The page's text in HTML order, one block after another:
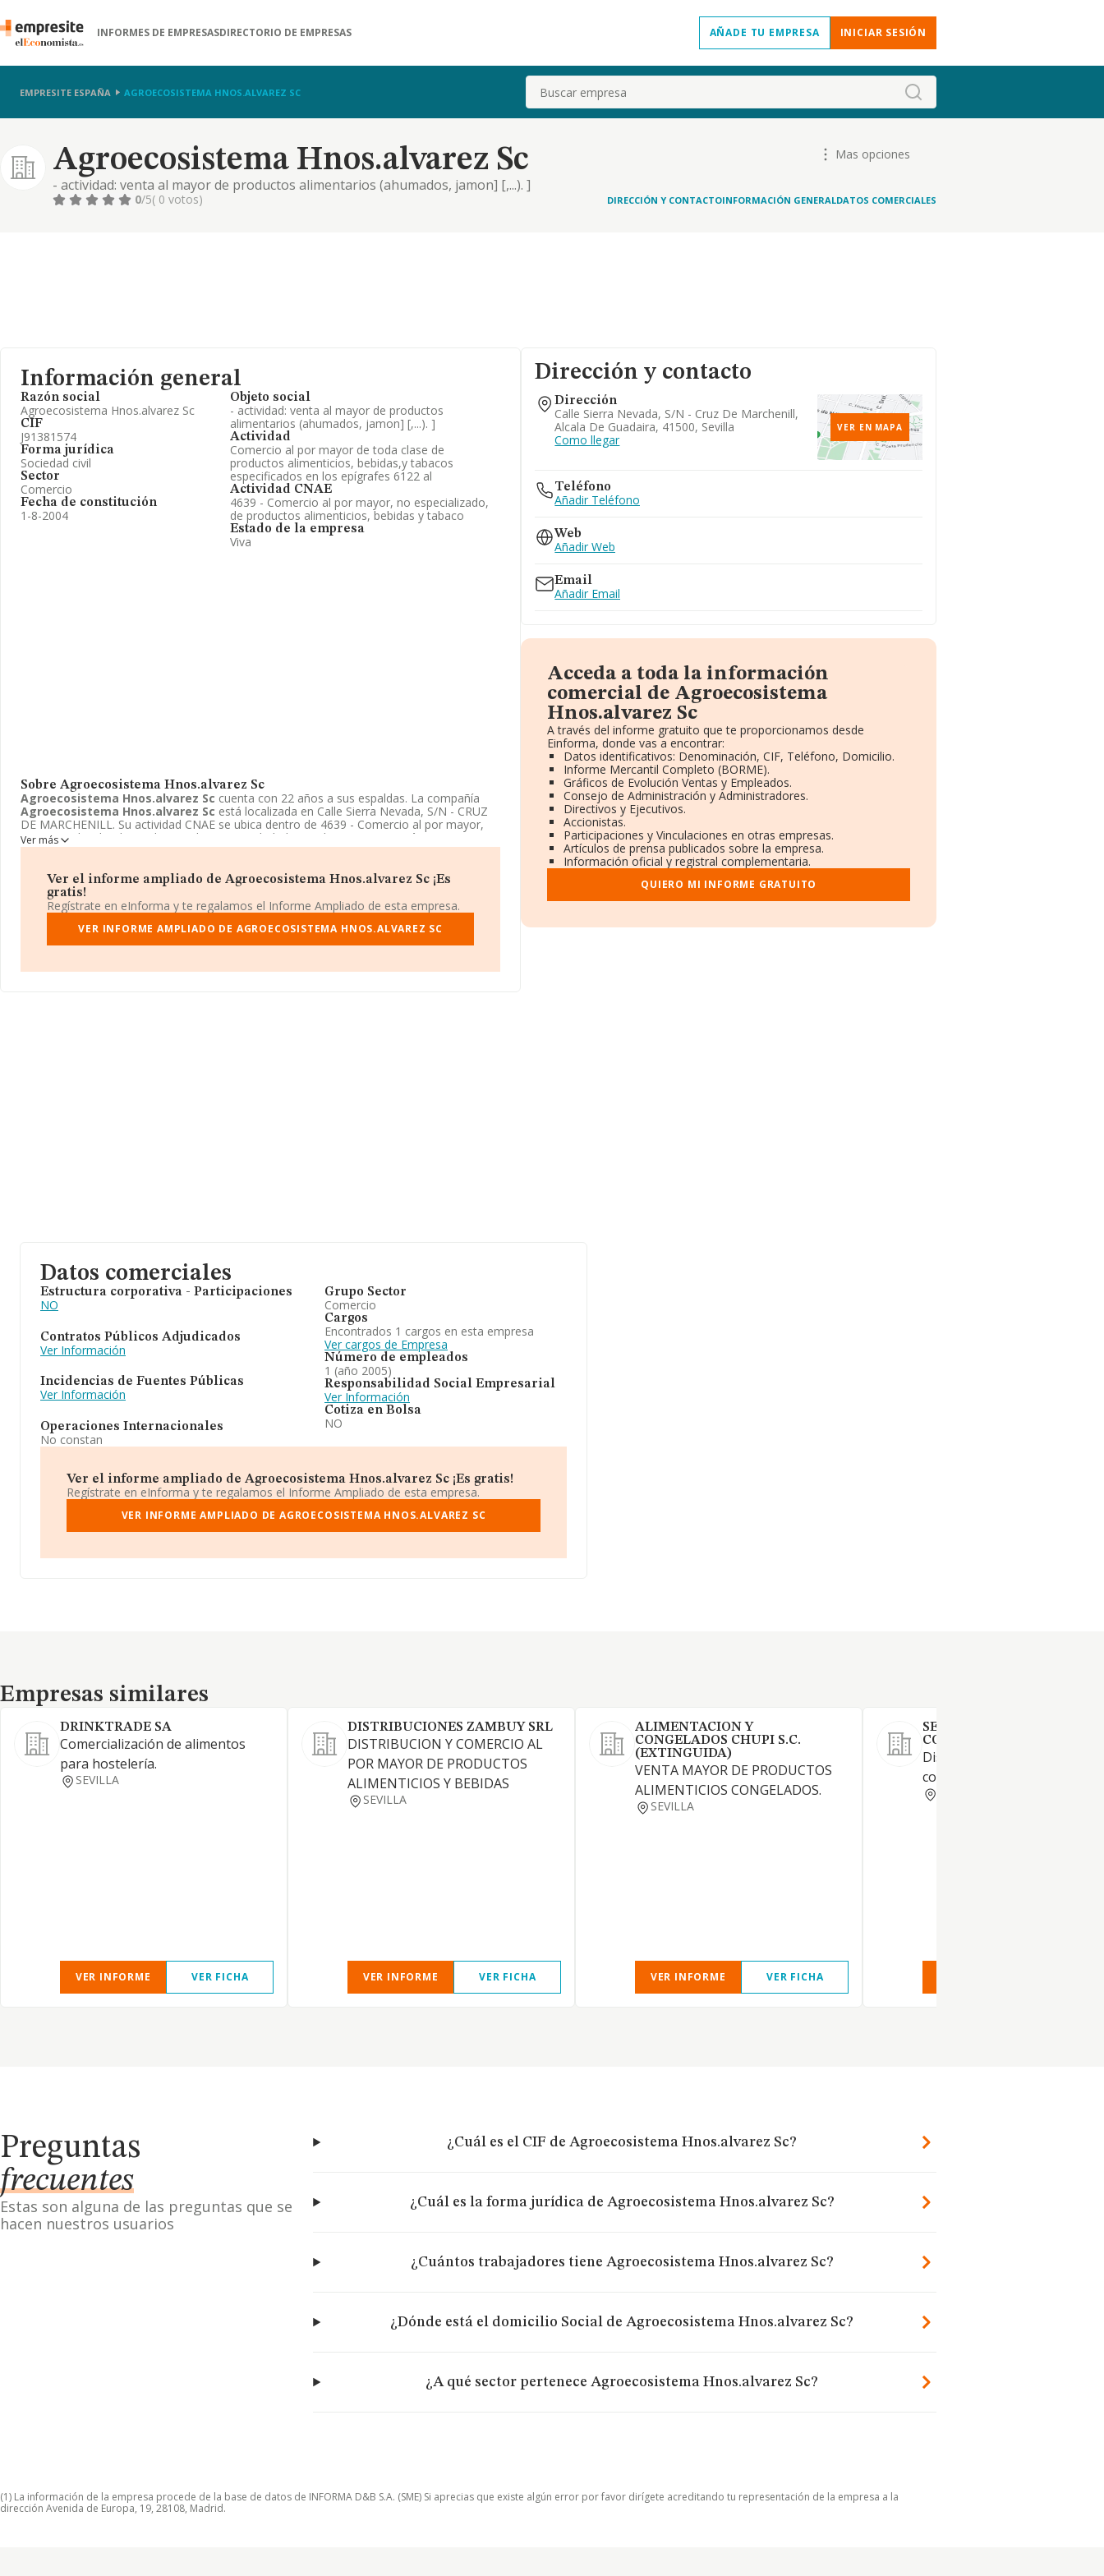
INFORMES DE EMPRESASDIRECTORIO DE EMPRESAS AÑADE TU EMPRESA INICIAR SESIÓN
EMPRESITE ESPAÑA AGROECOSISTEMA HNOS.ALVAREZ SC Buscar
Agroecosistema Hnos.alvarez Sc
- actividad: venta al mayor de productos alimentarios (ahumados, jamon] [,...). ]
Mas opciones
0/5( 0 votos) DIRECCIÓN Y CONTACTOINFORMACIÓN GENERALDATOS COMERCIALES
Información general
Razón social
Agroecosistema Hnos.alvarez Sc
CIF
J91381574
Forma jurídica
Sociedad civil
Sector
Comercio
Fecha de constitución
1-8-2004
Objeto social
- actividad: venta al mayor de productos
alimentarios (ahumados, jamon] [,...). ]
Actividad
Comercio al por mayor de toda clase de
productos alimenticios, bebidas,y tabacos
especificados en los epígrafes 6122 al
Actividad CNAE
4639 - Comercio al por mayor, no especializado,
de productos alimenticios, bebidas y tabaco
Estado de la empresa
Viva
Sobre Agroecosistema Hnos.alvarez Sc
Agroecosistema Hnos.alvarez Sc cuenta con 22 años a sus espaldas. La compañía
Agroecosistema Hnos.alvarez Sc está localizada en Calle Sierra Nevada, S/N - CRUZ
DE MARCHENILL. Su actividad CNAE se ubica dentro de 4639 - Comercio al por mayor,
no especializado, de productos alimenticios, bebidas y tabaco.
Agroecosistema
Hnos.alvarez Sctiene un modelo de sociedad Sociedad civil.
Ver más
Ver el informe ampliado de Agroecosistema Hnos.alvarez Sc ¡Es
gratis!
Regístrate en eInforma y te regalamos el Informe Ampliado de esta empresa.
VER INFORME AMPLIADO DE AGROECOSISTEMA HNOS.ALVAREZ SC
Dirección y contacto
Dirección
Calle Sierra Nevada, S/n - Cruz De Marchenill,
Alcala De Guadaira, 41500, Sevilla
Como llegar
VER EN MAPA
Teléfono
Añadir Teléfono
Web
Añadir Web
Email
Añadir Email
Acceda a toda la información
comercial de Agroecosistema
Hnos.alvarez Sc
A través del informe gratuito que te proporcionamos desde
Einforma, donde vas a encontrar:
Datos identificativos: Denominación, CIF, Teléfono, Domicilio.
Informe Mercantil Completo (BORME).
Gráficos de Evolución Ventas y Empleados.
Consejo de Administración y Administradores.
Directivos y Ejecutivos.
Accionistas.
Participaciones y Vinculaciones en otras empresas.
Artículos de prensa publicados sobre la empresa.
Información oficial y registral complementaria.
QUIERO MI INFORME GRATUITO
Datos comerciales
Estructura corporativa - Participaciones
NO
Contratos Públicos Adjudicados
Ver Información
Incidencias de Fuentes Públicas
Ver Información
Operaciones Internacionales
No constan
Grupo Sector
Comercio
Cargos
Encontrados 1 cargos en esta empresa
Ver cargos de Empresa
Número de empleados
1 (año 2005)
Responsabilidad Social Empresarial
Ver Información
Cotiza en Bolsa
NO
Ver el informe ampliado de Agroecosistema Hnos.alvarez Sc ¡Es gratis!
Regístrate en eInforma y te regalamos el Informe Ampliado de esta empresa.
VER INFORME AMPLIADO DE AGROECOSISTEMA HNOS.ALVAREZ SC
Empresas similares
Empresas similares
DRINKTRADE SA
Comercialización de alimentos
para hostelería.
SEVILLA
VER INFORME VER FICHA
DISTRIBUCIONES ZAMBUY SRL
DISTRIBUCION Y COMERCIO AL
POR MAYOR DE PRODUCTOS
ALIMENTICIOS Y BEBIDAS
SEVILLA
VER INFORME VER FICHA
ALIMENTACION Y
CONGELADOS CHUPI S.C.
(EXTINGUIDA)
VENTA MAYOR DE PRODUCTOS
ALIMENTICIOS CONGELADOS.
SEVILLA
VER INFORME VER FICHA
SEVILLANA DE HELADOS Y
CONGELADOS S.C.
Distribución al mayor de
congelados.
Preguntas
frecuentes
Estas son alguna de las preguntas que se
hacen nuestros usuarios
¿Cuál es el CIF de Agroecosistema Hnos.alvarez Sc?
¿Cuál es la forma jurídica de Agroecosistema Hnos.alvarez Sc?
¿Cuántos trabajadores tiene Agroecosistema Hnos.alvarez Sc?
¿Dónde está el domicilio Social de Agroecosistema Hnos.alvarez Sc?
¿A qué sector pertenece Agroecosistema Hnos.alvarez Sc?
(1) La información de la empresa procede de la base de datos de INFORMA D&B S.A. (SME) Si aprecias que existe algún error por favor dirígete acreditando tu representación de la empresa a la
dirección Avenida de Europa, 19, 28108, Madrid.